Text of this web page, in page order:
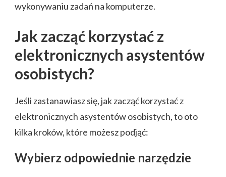
wykonywaniu zadań na komputerze.
Jak zacząć korzystać z
elektronicznych asystentów
osobistych?
Jeśli zastanawiasz się, jak zacząć korzystać z
elektronicznych asystentów osobistych, to oto
kilka kroków, które możesz podjąć:
Wybierz odpowiednie narzędzie